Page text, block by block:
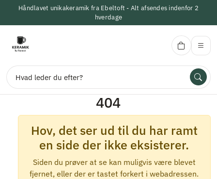
Håndlavet unikakeramik fra Ebeltoft - Alt afsendes indenfor 2
hverdage
Søg
Forside
404
Hov, det ser ud til du har ramt
en side der ikke eksisterer.
Siden du prøver at se kan muligvis være blevet
fjernet, eller der er tastet forkert i webadressen.